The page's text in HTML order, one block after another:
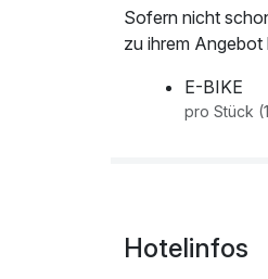
Sofern nicht
zu ihrem
E-BIKE
Hotelinfos